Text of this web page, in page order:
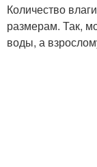
Количество
размерам. Так,
воды, а